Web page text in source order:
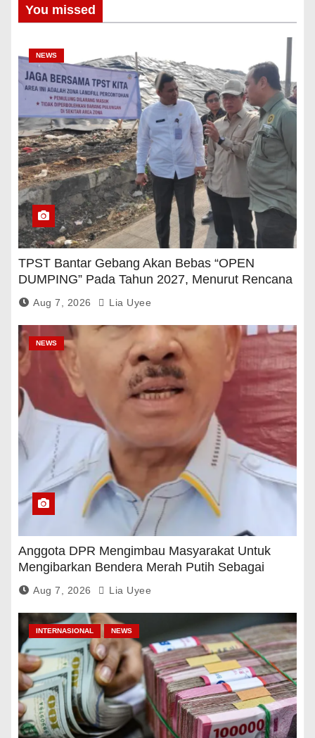
You missed
NEWS
TPST Bantar Gebang Akan Bebas “OPEN
DUMPING” Pada Tahun 2027, Menurut Rencana
Pemerintah
Aug 7, 2026 Lia Uyee
NEWS
Anggota DPR Mengimbau Masyarakat Untuk
Mengibarkan Bendera Merah Putih Sebagai
Tanda Rasa Terima Kasih
Aug 7, 2026 Lia Uyee
INTERNASIONAL NEWS